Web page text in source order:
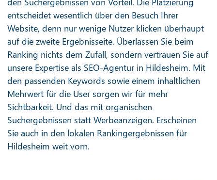
entscheidet wesentlich über den Besuch Ihrer
Website, denn nur wenige Nutzer klicken überhaupt
auf die zweite Ergebnisseite. Überlassen Sie beim
Ranking nichts dem Zufall, sondern vertrauen Sie auf
unsere Expertise als SEO-Agentur in Hildesheim. Mit
den passenden Keywords sowie einem inhaltlichen
Mehrwert für die User sorgen wir für mehr
Sichtbarkeit. Und das mit organischen
Suchergebnissen statt Werbeanzeigen. Erscheinen
Sie auch in den lokalen Rankingergebnissen für
Hildesheim weit vorn.